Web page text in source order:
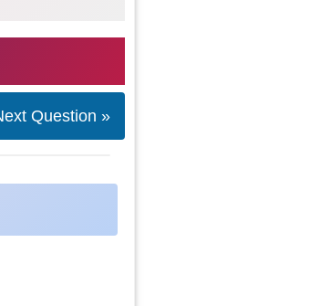
Question »